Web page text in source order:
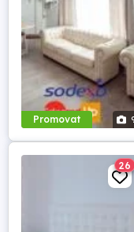
Promovat
26